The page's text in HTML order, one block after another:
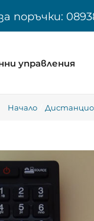
поръчки:
управления
Начало